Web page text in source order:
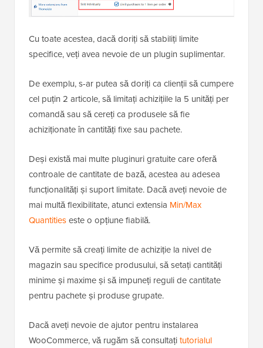
Cu toate acestea, dacă doriți să stabiliți limite
specifice, veți avea nevoie de un plugin suplimentar.
De exemplu, s-ar putea să doriți ca clienții să cumpere
cel puțin 2 articole, să limitați achizițiile la 5 unități per
comandă sau să cereți ca produsele să fie
achiziționate în cantități fixe sau pachete.
Deși există mai multe pluginuri gratuite care oferă
controale de cantitate de bază, acestea au adesea
funcționalități și suport limitate. Dacă aveți nevoie de
mai multă flexibilitate, atunci extensia Min/Max
Quantitieseste o opțiune fiabilă.
Vă permite să creați limite de achiziție la nivel de
magazin sau specifice produsului, să setați cantități
minime și maxime și să impuneți reguli de cantitate
pentru pachete și produse grupate.
Dacă aveți nevoie de ajutor pentru instalarea
WooCommerce, vă rugăm să consultațitutorialul